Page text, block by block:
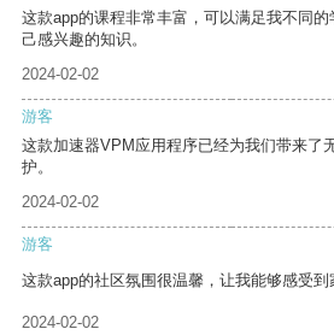
这款app的课程非常丰富，可以满足我不同
己感兴趣的知识。
2024-02-02
游客
这款加速器VPM应用程序已经为我们带来了
护。
2024-02-02
游客
这款app的社区氛围很温馨，让我能够感受到
2024-02-02